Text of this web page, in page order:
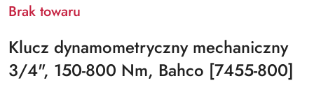
Brak towaru
Klucz dynamometryczny mechaniczny
3/4", 150-800 Nm, Bahco [7455-800]